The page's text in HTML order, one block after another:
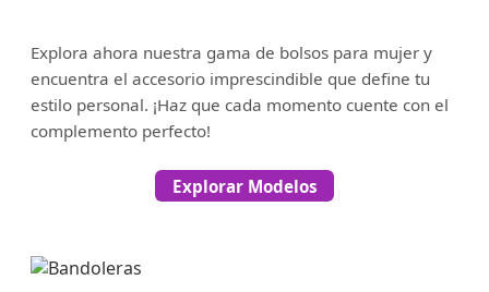
Explora ahora nuestra gama de bolsos para mujer y
encuentra el accesorio imprescindible que define tu
estilo personal. ¡Haz que cada momento cuente con el
complemento perfecto!
Explorar Modelos